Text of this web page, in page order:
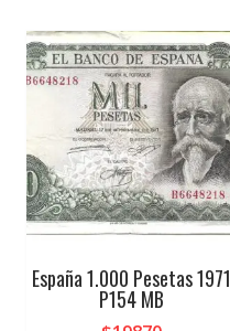
España 1.000 Pesetas 1971
P154 MB